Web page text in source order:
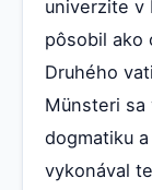
univerzite v
pôsobil ako
Druhého
Münsteri sa
dogmatiku
vykonával